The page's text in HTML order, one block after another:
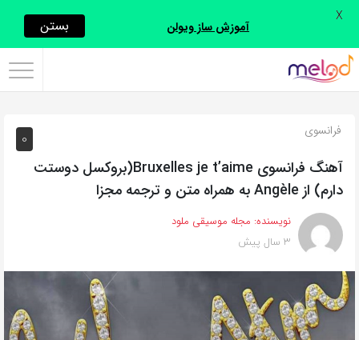
اشتراک
با
روش‌های
زیر
این
صفحه
را
با
دوستان
0 فرانسوی
آهنگ فرانسوی Bruxelles je t’aime(بروکسل دوستت
دارم) از Angèle به همراه متن و ترجمه مجزا
نویسنده: مجله موسیقی ملود
3 سال پیش
آموزش ساز ویولن بستن X